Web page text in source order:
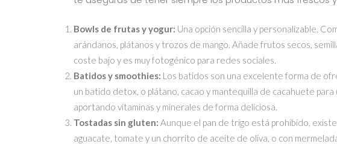
Bowls de frutas y yogur: Una opción sencilla y personalizable.
arándanos, plátanos y trozos de mango. Añade frutos secos,
coste bajo y es muy fotogénico para redes sociales.
Batidos y smoothies: Los batidos son una excelente forma de
un batido detox, o plátano, cacao y mantequilla de cacahuete
aportando vitaminas y minerales de forma deliciosa.
Tostadas sin gluten: Aunque el pan de trigo está prohibido,
aguacate, tomate y un chorrito de aceite de oliva, o con